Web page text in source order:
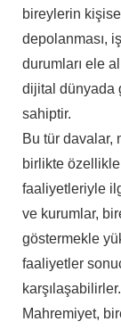
bireylerin
depolanması,
durumları ele
dijital dünyada
sahiptir.
Bu tür davalar,
birlikte
faaliyetleriyle
ve kurumlar,
göstermekle
faaliyetler
karşılaşabilirler.
Mahremiyet,